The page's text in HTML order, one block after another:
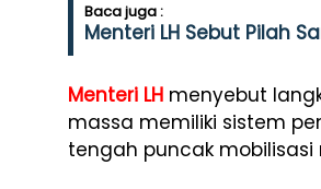
Baca juga :
Menteri LH Sebut Pilah
Menteri LH menyebut
massa memiliki sistem
tengah puncak mobilisasi